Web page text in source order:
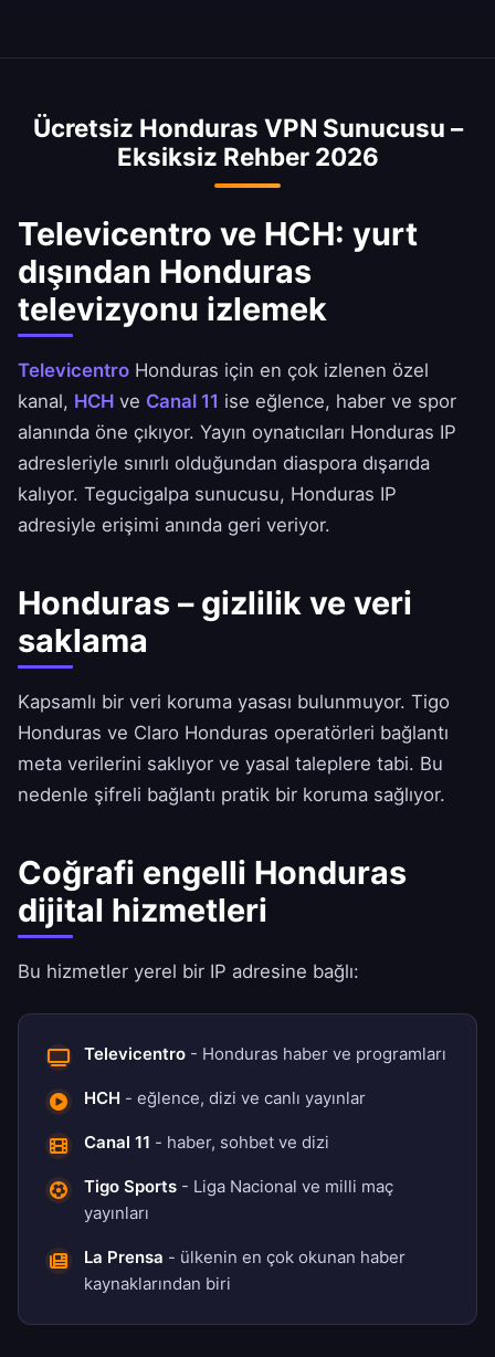
Ücretsiz Honduras VPN Sunucusu –
Eksiksiz Rehber 2026
Televicentro ve HCH: yurt
dışından Honduras
televizyonu izlemek
Televicentro Honduras için en çok izlenen özel
kanal, HCH ve Canal 11 ise eğlence, haber ve spor
alanında öne çıkıyor. Yayın oynatıcıları Honduras IP
adresleriyle sınırlı olduğundan diaspora dışarıda
kalıyor. Tegucigalpa sunucusu, Honduras IP
adresiyle erişimi anında geri veriyor.
Honduras – gizlilik ve veri
saklama
Kapsamlı bir veri koruma yasası bulunmuyor. Tigo
Honduras ve Claro Honduras operatörleri bağlantı
meta verilerini saklıyor ve yasal taleplere tabi. Bu
nedenle şifreli bağlantı pratik bir koruma sağlıyor.
Coğrafi engelli Honduras
dijital hizmetleri
Bu hizmetler yerel bir IP adresine bağlı:
Televicentro - Honduras haber ve programları
HCH - eğlence, dizi ve canlı yayınlar
Canal 11 - haber, sohbet ve dizi
Tigo Sports - Liga Nacional ve milli maç
yayınları
La Prensa - ülkenin en çok okunan haber
kaynaklarından biri